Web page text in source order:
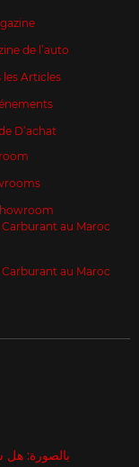
de l’auto
les Articles
D’achat
Carburant au Maroc
Carburant au Maroc
بالصورة: هل